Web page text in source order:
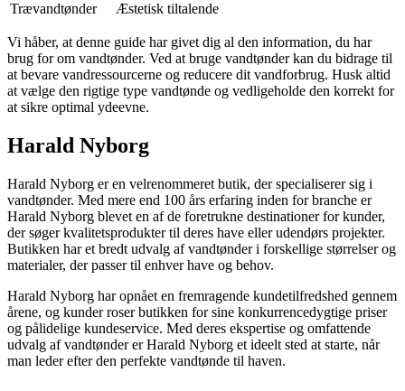
Trævandtønder
Æstetisk tiltalende
Vi håber, at denne guide har givet dig al den information, du har
brug for om vandtønder. Ved at bruge vandtønder kan du bidrage til
at bevare vandressourcerne og reducere dit vandforbrug. Husk altid
at vælge den rigtige type vandtønde og vedligeholde den korrekt for
at sikre optimal ydeevne.
Harald Nyborg
Harald Nyborg er en velrenommeret butik, der specialiserer sig i
vandtønder. Med mere end 100 års erfaring inden for branche er
Harald Nyborg blevet en af de foretrukne destinationer for kunder,
der søger kvalitetsprodukter til deres have eller udendørs projekter.
Butikken har et bredt udvalg af vandtønder i forskellige størrelser og
materialer, der passer til enhver have og behov.
Harald Nyborg har opnået en fremragende kundetilfredshed gennem
årene, og kunder roser butikken for sine konkurrencedygtige priser
og pålidelige kundeservice. Med deres ekspertise og omfattende
udvalg af vandtønder er Harald Nyborg et ideelt sted at starte, når
man leder efter den perfekte vandtønde til haven.